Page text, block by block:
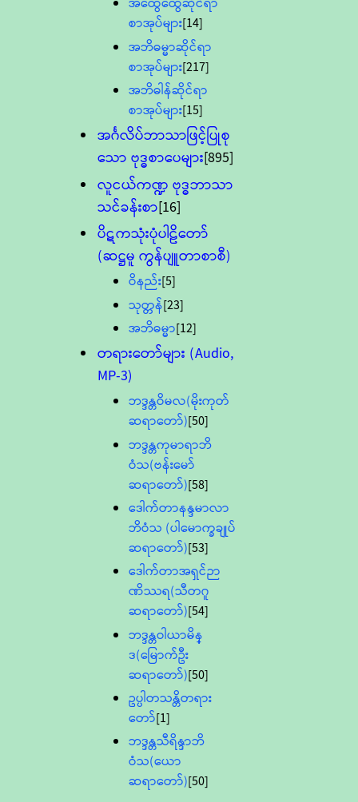
စာအုပ်များ[14]
အဘိဓမ္မာဆိုင်ရာ
စာအုပ်များ[217]
အဘိဓါန်ဆိုင်ရာ
စာအုပ်များ[15]
အင်္ဂလိပ်ဘာသာဖြင့်ပြုစု
သော ဗုဒ္ဓစာပေများ[895]
လူငယ်ကဏ္ဍ ဗုဒ္ဓဘာသာ
သင်ခန်းစာ[16]
ပိဋကသုံးပုံပါဠိတော်
(ဆဋ္ဌမူ ကွန်ပျူတာစာစီ)
ဝိနည်း[5]
သုတ္တန်[23]
အဘိဓမ္မာ[12]
တရားတော်များ (Audio,
MP-3)
ဘဒ္ဒန္တဝိမလ(မိုးကုတ်
ဆရာတော်)[50]
ဘဒ္ဒန္တကုမာရာဘိ
ဝံသ(ဗန်းမော်
ဆရာတော်)[58]
ဒေါက်တာနန္ဒမာလာ
ဘိဝံသ (ပါမောက္ခချုပ်
ဆရာတော်)[53]
ဒေါက်တာအရှင်ဉာ
ဏိဿရ(သီတဂူ
ဆရာတော်)[54]
ဘဒ္ဒန္တဝါယာမိန္
ဒ(မြောက်ဦး
ဆရာတော်)[50]
ဥပ္ပါတသန္တိတရား
တော်[1]
ဘဒ္ဒန္တသီရိန္ဒာဘိ
ဝံသ(ယော
ဆရာတော်)[50]